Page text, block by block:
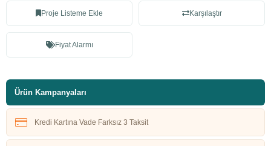
Proje Listeme Ekle Karşılaştır
Fiyat Alarmı
Ürün Kampanyaları
Kredi Kartına Vade Farksız 3 Taksit